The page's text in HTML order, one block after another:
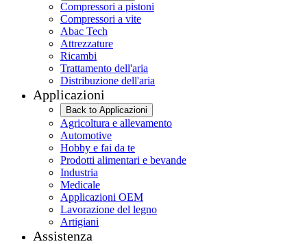
Compressori a pistoni
Compressori a vite
Abac Tech
Attrezzature
Ricambi
Trattamento dell'aria
Distribuzione dell'aria
Applicazioni
Back to Applicazioni
Agricoltura e allevamento
Automotive
Hobby e fai da te
Prodotti alimentari e bevande
Industria
Medicale
Applicazioni OEM
Lavorazione del legno
Artigiani
Assistenza